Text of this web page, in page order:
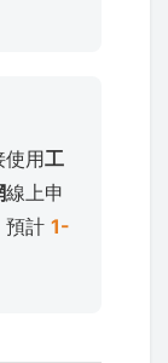
使用工
線上申
預計 1-